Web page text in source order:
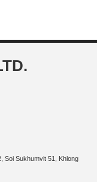
Soi Sukhumvit 51, Khlong